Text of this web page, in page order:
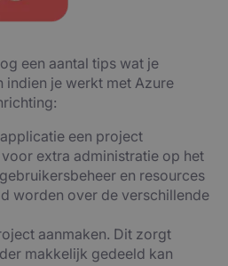
een aantal tips wat je
indien je werkt met Azure
een project
extra administratie op het
en resources
worden over de verschillende
aanmaken. Dit zorgt
makkelijk gedeeld kan